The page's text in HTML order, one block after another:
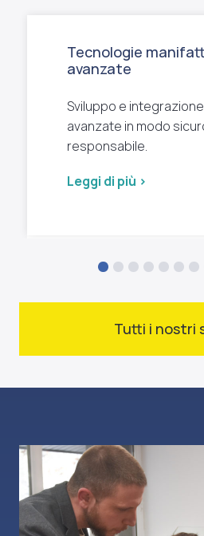
Tecnologie
avanzate
Sviluppo e
avanzate in modo
responsabile.
Leggi di più >
Tutti i nostri